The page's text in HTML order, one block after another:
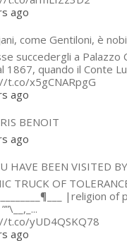
ago
come Gentiloni, è
succedergli a Palazzo
1867, quando il Conte
t.co/x5gCNARpgG
ago
BENOIT
ago
HAVE BEEN VISITED
TRUCK OF
|religion of
t.co/yUD4QSKQ78
ago